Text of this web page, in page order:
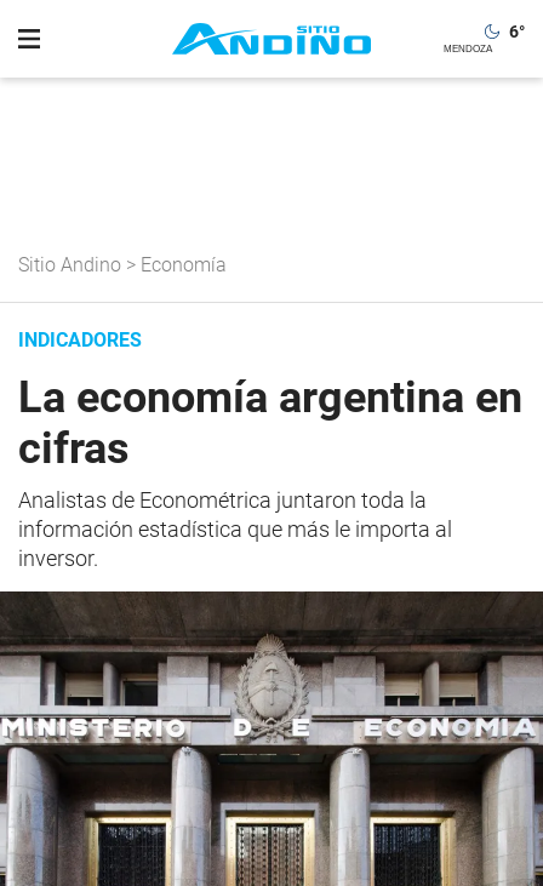
6°
Sitio Andino > Economía
INDICADORES
La economía argentina en
cifras
Analistas de Econométrica juntaron toda la
información estadística que más le importa al
inversor.